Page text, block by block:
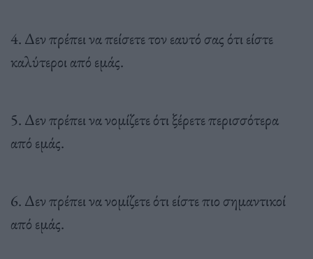
4. Δεν πρέπει να πείσετε τον εαυτό σας ότι είστε
καλύτεροι από εμάς.
5. Δεν πρέπει να νομίζετε ότι ξέρετε περισσότερα
από εμάς.
6. Δεν πρέπει να νομίζετε ότι είστε πιο σημαντικοί
από εμάς.